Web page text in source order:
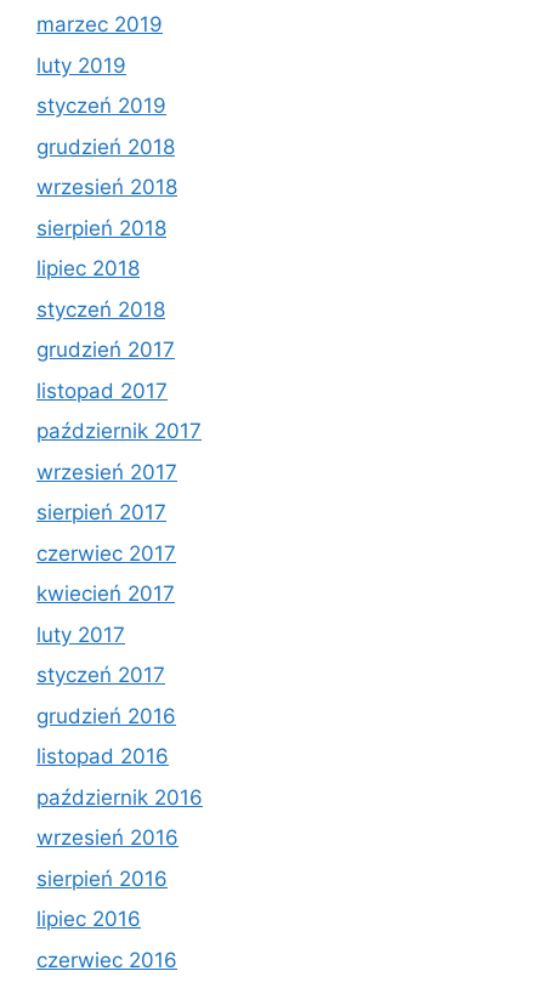
marzec 2019
luty 2019
styczeń 2019
grudzień 2018
wrzesień 2018
sierpień 2018
lipiec 2018
styczeń 2018
grudzień 2017
listopad 2017
październik 2017
wrzesień 2017
sierpień 2017
czerwiec 2017
kwiecień 2017
luty 2017
styczeń 2017
grudzień 2016
listopad 2016
październik 2016
wrzesień 2016
sierpień 2016
lipiec 2016
czerwiec 2016